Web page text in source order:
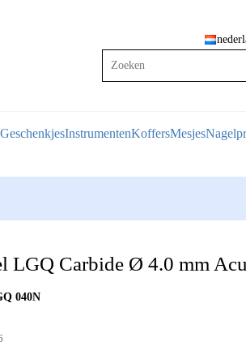
GeschenkjesInstrumentenKoffersMesjes
LGQ Carbide Ø 4.0 mm
040N